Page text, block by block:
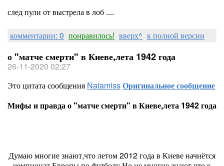
след пули от выстрела в лоб ....
комментарии: 0 понравилось! вверх^ к полной версии
о "матче смерти" в Киеве,лета 1942 года
26-11-2020 02:27
Это цитата сообщения NatamissОригинальное сообщение
Мифы и правда о "матче смерти" в Киеве,лета 1942 года
Думаю многие знают,что летом 2012 года в Киеве начнётся